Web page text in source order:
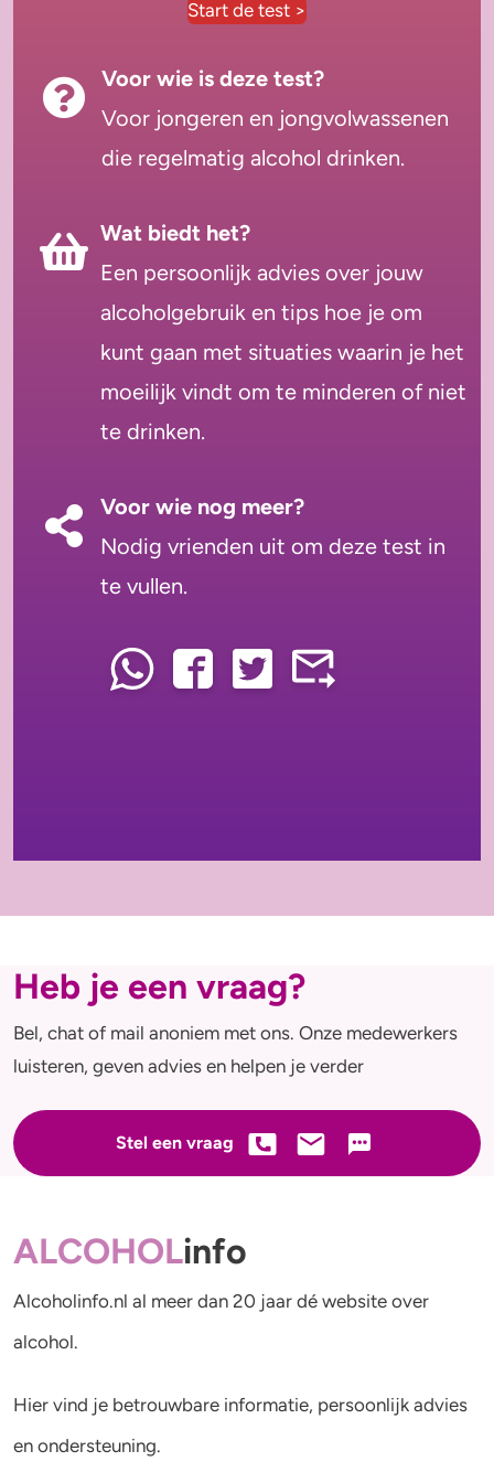
Start de test >
Voor wie is deze test?
Voor jongeren en jongvolwassenen
die regelmatig alcohol drinken.
Wat biedt het?
Een persoonlijk advies over jouw
alcoholgebruik en tips hoe je om
kunt gaan met situaties waarin je het
moeilijk vindt om te minderen of niet
te drinken.
Voor wie nog meer?
Nodig vrienden uit om deze test in
te vullen.
Heb je een vraag?
Bel, chat of mail anoniem met ons. Onze medewerkers
luisteren, geven advies en helpen je verder
Stel een vraag
ALCOHOLinfo
Alcoholinfo.nl al meer dan 20 jaar dé website over
alcohol.
Hier vind je betrouwbare informatie, persoonlijk advies
en ondersteuning.